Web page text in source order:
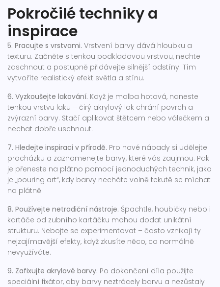
Pokročilé techniky a
inspirace
5. Pracujte s vrstvami. Vrstvení barvy dává hloubku a
texturu. Začněte s tenkou podkladovou vrstvou, nechte
zaschnout a postupně přidávejte silnější odstíny. Tím
vytvoříte realistický efekt světla a stínu.
6. Vyzkoušejte lakování. Když je malba hotová, naneste
tenkou vrstvu laku – čirý akrylový lak chrání povrch a
zvýrazní barvy. Stačí aplikovat štětcem nebo válečkem a
nechat dobře uschnout.
7. Hledejte inspiraci v přírodě. Pro nové nápady si udělejte
procházku a zaznamenejte barvy, které vás zaujmou. Pak
je přeneste na plátno pomocí jednoduchých technik, jako
je „pouring art“, kdy barvy necháte volně tekutě se míchat
na plátně.
8. Používejte netradiční nástroje. Špachtle, houbičky nebo i
kartáče od zubního kartáčku mohou dodat unikátní
strukturu. Nebojte se experimentovat – často vznikají ty
nejzajímavější efekty, když zkusíte něco, co normálně
nevyužíváte.
9. Zafixujte akrylové barvy. Po dokončení díla použijte
speciální fixátor, aby barvy neztrácely barvu a nezůstaly